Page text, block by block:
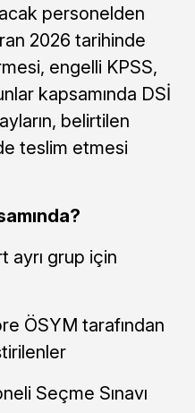
personelden
2026 tarihinde
engelli KPSS,
kapsamında DSİ
belirtilen
teslim etmesi
ayrı grup için
ÖSYM tarafından
Seçme Sınavı